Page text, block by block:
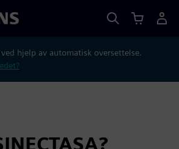
ved hjelp av automatisk oversettelse.